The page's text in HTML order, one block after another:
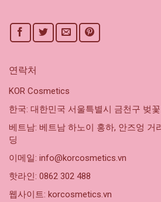
연락처
KOR Cosmetics
한국: 대한민국 서울특별시 금천구 벚
베트남: 베트남 하노이 홍하, 안즈엉 거
딩
이메일: info@korcosmetics.vn
핫라인: 0862 302 488
웹사이트: korcosmetics.vn